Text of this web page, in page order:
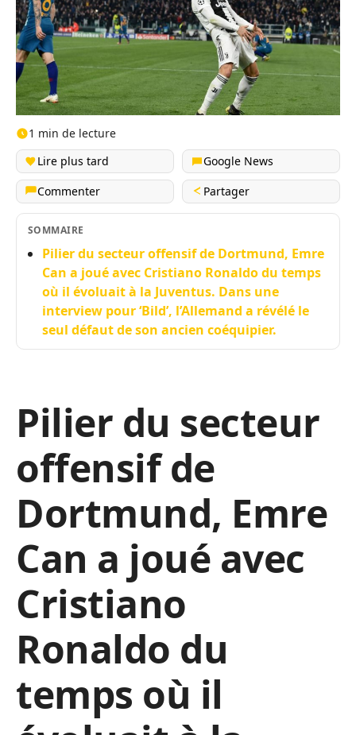
1 min de lecture
Lire plus tard
Google News
Commenter
Partager
SOMMAIRE
Pilier du secteur offensif de Dortmund, Emre
Can a joué avec Cristiano Ronaldo du temps
où il évoluait à la Juventus. Dans une
interview pour ‘Bild’, l’Allemand a révélé le
seul défaut de son ancien coéquipier.
Pilier du secteur
offensif de
Dortmund, Emre
Can a joué avec
Cristiano
Ronaldo du
temps où il